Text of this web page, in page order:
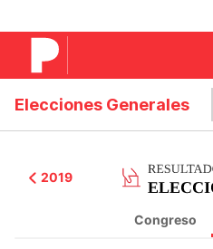
Elecciones Generales
2019
Congreso